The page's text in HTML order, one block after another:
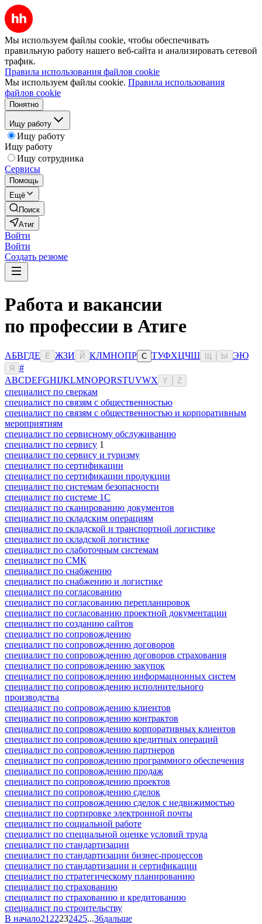
Мы используем файлы cookie, чтобы обеспечивать
правильную работу нашего веб-сайта и анализировать сетевой
трафик.
Правила использования файлов cookie
Мы используем файлы cookie. Правила использования
файлов cookie
Понятно
Ищу работу
Ищу работу
Ищу работу
Ищу сотрудника
Сервисы
Помощь
Ещё
Поиск
Атиг
Войти
Войти
Создать резюме
Работа и вакансии
по профессии в Атиге
АБВГДЕ Ё ЖЗИ Й КЛМНОПР С ТУФХЦЧШ Ы ЭЮ
Я
#
ABCDEFGHIJKLMNOPQRSTUVWX Y Z
специалист по сверкам
специалист по связям с общественностью
специалист по связям с общественностью и корпоративным
мероприятиям
специалист по сервисному обслуживанию
специалист по сервису 1
специалист по сервису и туризму
специалист по сертификации
специалист по сертификации продукции
специалист по системам безопасности
специалист по системе 1С
специалист по сканированию документов
специалист по складским операциям
специалист по складской и транспортной логистике
специалист по складской логистике
специалист по слаботочным системам
специалист по СМК
специалист по снабжению
специалист по снабжению и логистике
специалист по согласованию
специалист по согласованию перепланировок
специалист по согласованию проектной документации
специалист по созданию сайтов
специалист по сопровождению
специалист по сопровождению договоров
специалист по сопровождению договоров страхования
специалист по сопровождению закупок
специалист по сопровождению информационных систем
специалист по сопровождению исполнительного
производства
специалист по сопровождению клиентов
специалист по сопровождению контрактов
специалист по сопровождению корпоративных клиентов
специалист по сопровождению кредитных операций
специалист по сопровождению партнеров
специалист по сопровождению программного обеспечения
специалист по сопровождению продаж
специалист по сопровождению проектов
специалист по сопровождению сделок
специалист по сопровождению сделок с недвижимостью
специалист по сортировке электронной почты
специалист по социальной работе
специалист по специальной оценке условий труда
специалист по стандартизации
специалист по стандартизации бизнес-процессов
специалист по стандартизации и сертификации
специалист по стратегическому планированию
специалист по страхованию
специалист по страхованию и кредитованию
специалист по строительству
В начало21 22232425...36дальше